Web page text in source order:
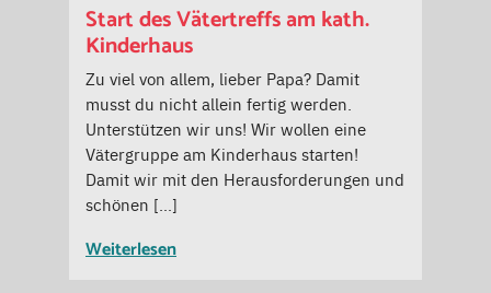
Start des Vätertreffs am kath.
Kinderhaus
Zu viel von allem, lieber Papa? Damit
musst du nicht allein fertig werden.
Unterstützen wir uns! Wir wollen eine
Vätergruppe am Kinderhaus starten!
Damit wir mit den Herausforderungen und
schönen […]
Weiterlesen